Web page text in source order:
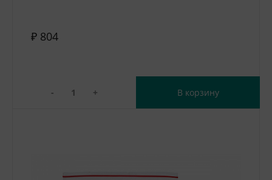
₽ 804
- + В корзину